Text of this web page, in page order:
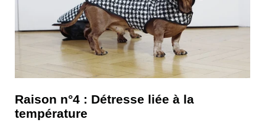
Raison n°4 : Détresse liée à la
température